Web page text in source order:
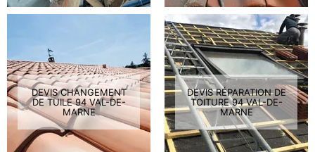
DEVIS CHANGEMENT
DE TUILE 94 VAL-DE-
MARNE
DEVIS RÉPARATION DE
TOITURE 94 VAL-DE-
MARNE